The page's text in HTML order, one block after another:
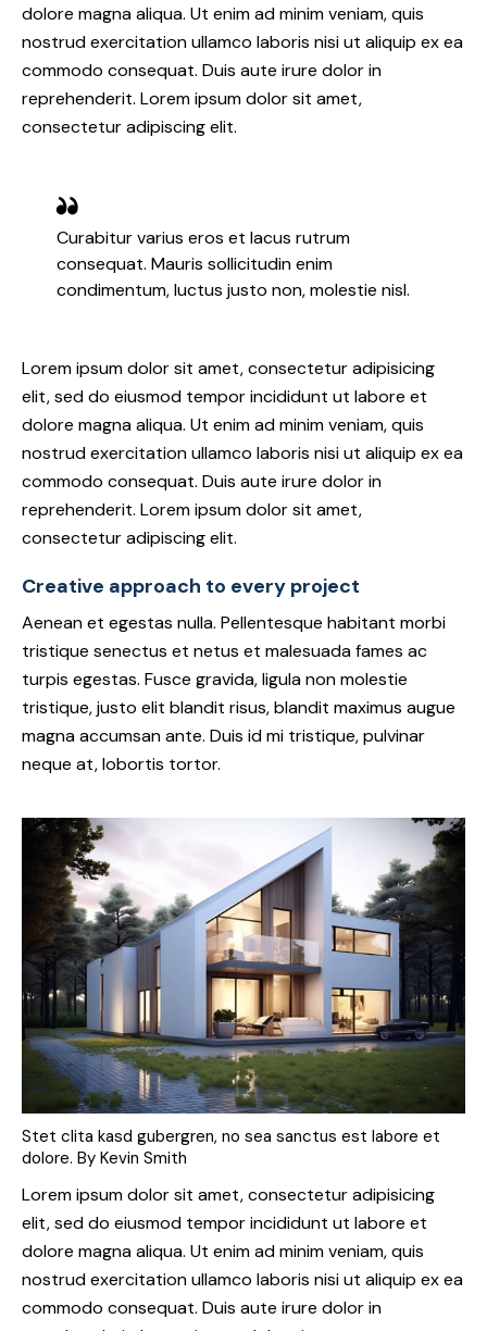
dolore magna aliqua. Ut enim ad minim veniam, quis
nostrud exercitation ullamco laboris nisi ut aliquip ex ea
commodo consequat. Duis aute irure dolor in
reprehenderit. Lorem ipsum dolor sit amet,
consectetur adipiscing elit.
Curabitur varius eros et lacus rutrum
consequat. Mauris sollicitudin enim
condimentum, luctus justo non, molestie nisl.
Lorem ipsum dolor sit amet, consectetur adipisicing
elit, sed do eiusmod tempor incididunt ut labore et
dolore magna aliqua. Ut enim ad minim veniam, quis
nostrud exercitation ullamco laboris nisi ut aliquip ex ea
commodo consequat. Duis aute irure dolor in
reprehenderit. Lorem ipsum dolor sit amet,
consectetur adipiscing elit.
Creative approach to every project
Aenean et egestas nulla. Pellentesque habitant morbi
tristique senectus et netus et malesuada fames ac
turpis egestas. Fusce gravida, ligula non molestie
tristique, justo elit blandit risus, blandit maximus augue
magna accumsan ante. Duis id mi tristique, pulvinar
neque at, lobortis tortor.
Stet clita kasd gubergren, no sea sanctus est labore et
dolore. By Kevin Smith
Lorem ipsum dolor sit amet, consectetur adipisicing
elit, sed do eiusmod tempor incididunt ut labore et
dolore magna aliqua. Ut enim ad minim veniam, quis
nostrud exercitation ullamco laboris nisi ut aliquip ex ea
commodo consequat. Duis aute irure dolor in